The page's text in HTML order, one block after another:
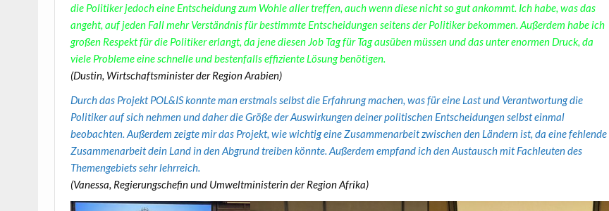
die Politiker jedoch eine Entscheidung zum Wohle aller treffen, auch wenn diese nicht so gut ankommt. Ich habe, was das
angeht, auf jeden Fall mehr Verständnis für bestimmte Entscheidungen seitens der Politiker bekommen. Außerdem habe ich
großen Respekt für die Politiker erlangt, da jene diesen Job Tag für Tag ausüben müssen und das unter enormen Druck, da
viele Probleme eine schnelle und bestenfalls effiziente Lösung benötigen.
(Dustin, Wirtschaftsminister der Region Arabien)
Durch das Projekt POL&IS konnte man erstmals selbst die Erfahrung machen, was für eine Last und Verantwortung die
Politiker auf sich nehmen und daher die Größe der Auswirkungen deiner politischen Entscheidungen selbst einmal
beobachten. Außerdem zeigte mir das Projekt, wie wichtig eine Zusammenarbeit zwischen den Ländern ist, da eine fehlende
Zusammenarbeit dein Land in den Abgrund treiben könnte. Außerdem empfand ich den Austausch mit Fachleuten des
Themengebiets sehr lehrreich.
(Vanessa, Regierungschefin und Umweltministerin der Region Afrika)